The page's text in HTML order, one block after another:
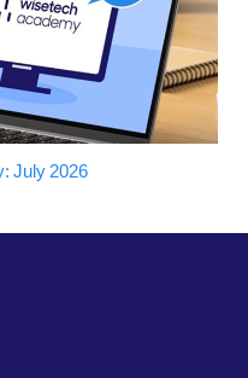
July 2026